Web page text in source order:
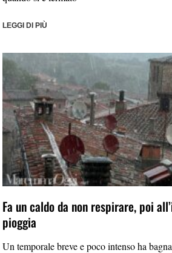
LEGGI DI PIÙ
Fa un caldo da non respirare, poi
pioggia
Un temporale breve e poco intenso ha